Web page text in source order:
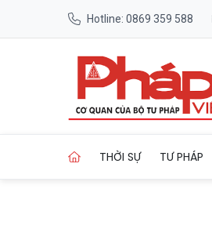
Hotline: 0869 359 588
THỜI SỰ TƯ PHÁP